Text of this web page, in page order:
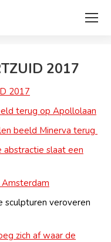
2017
2017
terug op Apollolaan
beeld Minerva terug
abstractie slaat een
Amsterdam
sculpturen veroveren
zich af waar de